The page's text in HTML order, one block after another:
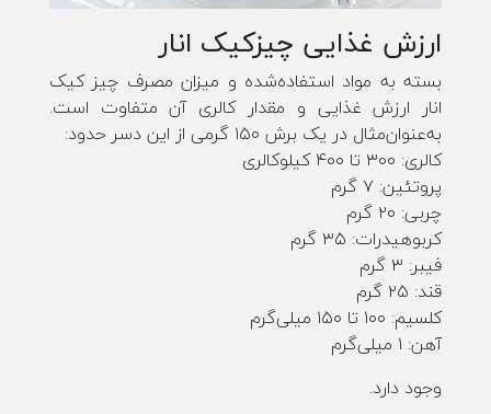
ارزش غذایی چیزکیک انار
بسته به مواد استفاده‌شده و میزان مصرف چیز کیک
انار ارزش غذایی و مقدار کالری آن متفاوت است.
به‌عنوان‌مثال در یک برش ۱۵۰ گرمی از این دسر حدود:
کالری: ۳۰۰ تا ۴۰۰ کیلوکالری
پروتئین: ۷ گرم
چربی: ۲۰ گرم
کربوهیدرات: ۳۵ گرم
فیبر: ۳ گرم
قند: ۲۵ گرم
کلسیم: ۱۰۰ تا ۱۵۰ میلی‌گرم
آهن: ۱ میلی‌گرم
وجود دارد.